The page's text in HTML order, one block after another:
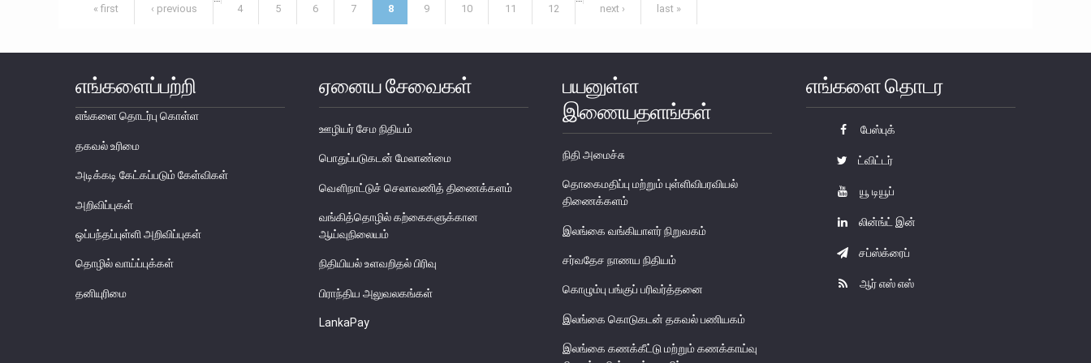
Pages
« first ‹ previous
4
5 6 7 8 9 10 11 12
next ›
last »
எங்களைப்பற்றி
எங்களை தொடர்பு கொள்ள
தகவல் உரிமை
அடிக்கடி கேட்கப்படும் கேள்விகள்
அறிவிப்புகள்
ஒப்பந்தப்புள்ளி அறிவிப்புகள்
தொழில் வாய்ப்புக்கள்
தனியுரிமை
ஏனைய சேவைகள்
ஊழியர் சேம நிதியம்
பொதுப்படுகடன் மேலாண்மை
வௌிநாட்டுச் செலாவணித் திணைக்களம்
வங்கித்தொழில் கற்கைகளுக்கான
ஆய்வுநிலையம்
நிதியியல் உளவறிதல் பிரிவு
பிராந்திய அலுவலகங்கள்
LankaPay
பயனுள்ள
இணையதளங்கள்
நிதி அமைச்சு
தொகைமதிப்பு மற்றும் புள்ளிவிபரவியல்
திணைக்களம்
இலங்கை வங்கியாளர் நிறுவகம்
சர்வதேச நாணய நிதியம்
கொழும்பு பங்குப் பரிவர்த்தனை
இலங்கை கொடுகடன் தகவல் பணியகம்
இலங்கை கணக்கீட்டு மற்றும் கணக்காய்வு
எங்களை தொடர
பேஸ்புக்
ட்விட்டர்
யூ டியூப்
லின்ங்ட் இன்
சப்ஸ்க்ரைப்
ஆர் எஸ் எஸ்